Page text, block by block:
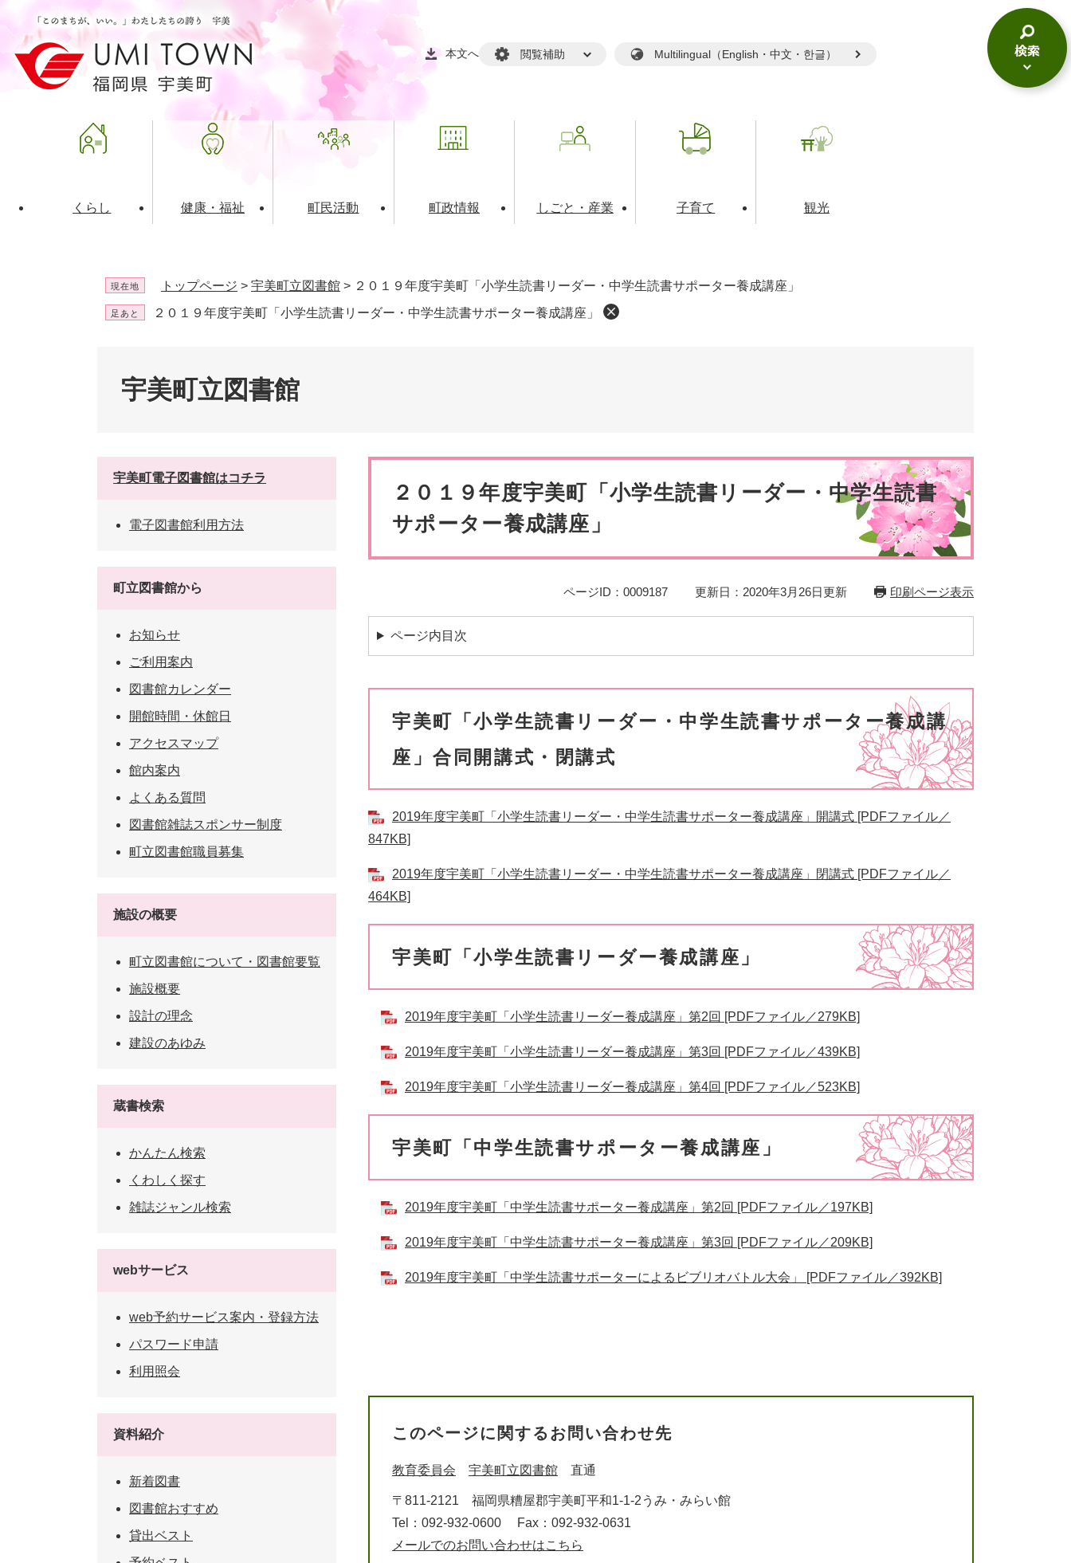
ーニ
本文へ 閲覧補助 Multilingual（English・中文・한글）
くらし
ごみ・環境・衛生 上下水道
健康・福祉 町民活動
共働・ボランティア
町政情報
施設案内 職員採用情報
しごと・産業
企業版ふるさと納税
子育て 観光
検
索
現在地 トップページ > 宇美町立図書館 > ２０１９年度宇美町「小学生読書リーダー・中学生読書サポーター養成講座」
足あと ２０１９年度宇美町「小学生読書リーダー・中学生読書サポーター養成講座」
宇美町立図書館
２０１９年度宇美町「小学生読書リーダー・中学生読書
サポーター養成講座」
ページID：0009187 更新日：2020年3月26日更新 印刷ページ表示
ページ内目次
宇美町「小学生読書リーダー・中学生読書サポーター養成講
座」合同開講式・閉講式
2019年度宇美町「小学生読書リーダー・中学生読書サポーター養成講座」開講式 [PDFファイル／
847KB]
2019年度宇美町「小学生読書リーダー・中学生読書サポーター養成講座」閉講式 [PDFファイル／
464KB]
宇美町「小学生読書リーダー養成講座」
2019年度宇美町「小学生読書リーダー養成講座」第2回 [PDFファイル／279KB]
2019年度宇美町「小学生読書リーダー養成講座」第3回 [PDFファイル／439KB]
2019年度宇美町「小学生読書リーダー養成講座」第4回 [PDFファイル／523KB]
宇美町「中学生読書サポーター養成講座」
2019年度宇美町「中学生読書サポーター養成講座」第2回 [PDFファイル／197KB]
2019年度宇美町「中学生読書サポーター養成講座」第3回 [PDFファイル／209KB]
2019年度宇美町「中学生読書サポーターによるビブリオバトル大会」 [PDFファイル／392KB]
このページに関するお問い合わせ先
教育委員会 宇美町立図書館 直通
〒811-2121
福岡県糟屋郡宇美町平和1-1-2うみ・みらい館
Tel：092-932-0600
Fax：092-932-0631
メールでのお問い合わせはこちら
宇美町電子図書館はコチラ
電子図書館利用方法
町立図書館から
お知らせ
ご利用案内
図書館カレンダー
開館時間・休館日
アクセスマップ
館内案内
よくある質問
図書館雑誌スポンサー制度
町立図書館職員募集
施設の概要
町立図書館について・図書館要覧
施設概要
設計の理念
建設のあゆみ
蔵書検索
かんたん検索
くわしく探す
雑誌ジャンル検索
webサービス
web予約サービス案内・登録方法
パスワード申請
利用照会
資料紹介
新着図書
図書館おすすめ
貸出ベスト